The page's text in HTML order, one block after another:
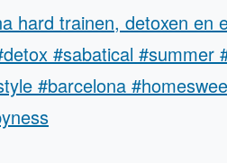
hard trainen, detoxen en
#sabatical #summer
#barcelona